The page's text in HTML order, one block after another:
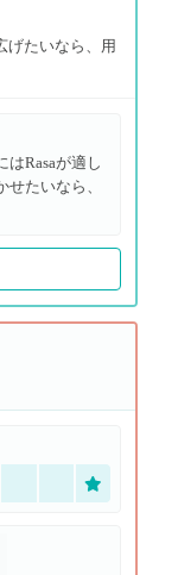
げたいなら、用
Rasaが適し
たいなら、